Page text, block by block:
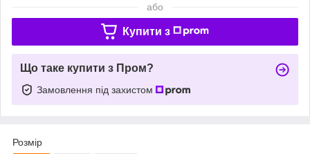
або
Купити з
Що таке купити з Пром?
Замовлення під захистом
Розмір